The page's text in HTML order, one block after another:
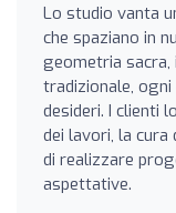
Lo studio vanta
che spaziano in
geometria
tradizionale,
desideri. I clienti
dei lavori, la
di realizzare
aspettative.